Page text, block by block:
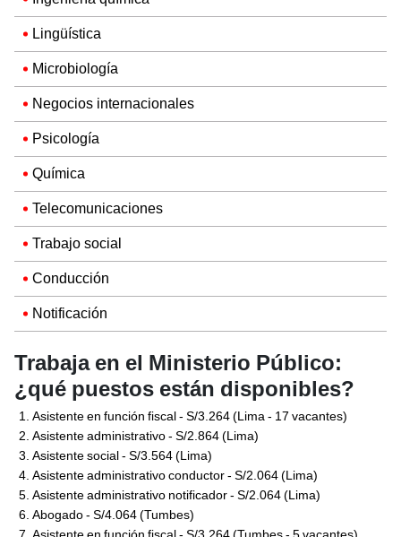
Lingüística
Microbiología
Negocios internacionales
Psicología
Química
Telecomunicaciones
Trabajo social
Conducción
Notificación
Trabaja en el Ministerio Público:
¿qué puestos están disponibles?
Asistente en función fiscal - S/3.264 (Lima - 17 vacantes)
Asistente administrativo - S/2.864 (Lima)
Asistente social - S/3.564 (Lima)
Asistente administrativo conductor - S/2.064 (Lima)
Asistente administrativo notificador - S/2.064 (Lima)
Abogado - S/4.064 (Tumbes)